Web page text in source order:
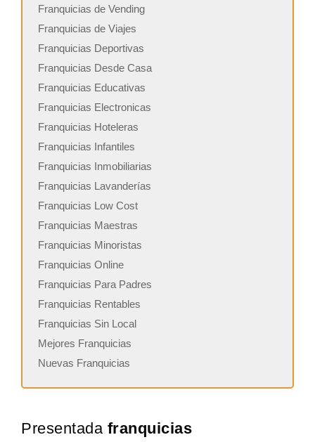
Franquicias de Vending
Franquicias de Viajes
Franquicias Deportivas
Franquicias Desde Casa
Franquicias Educativas
Franquicias Electronicas
Franquicias Hoteleras
Franquicias Infantiles
Franquicias Inmobiliarias
Franquicias Lavanderías
Franquicias Low Cost
Franquicias Maestras
Franquicias Minoristas
Franquicias Online
Franquicias Para Padres
Franquicias Rentables
Franquicias Sin Local
Mejores Franquicias
Nuevas Franquicias
Presentada franquicias